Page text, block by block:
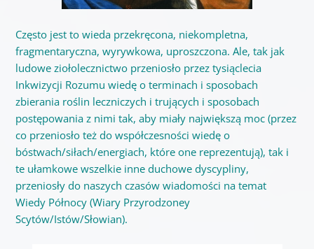
Często jest to wieda przekręcona, niekompletna,
fragmentaryczna, wyrywkowa, uproszczona. Ale, tak jak
ludowe ziołolecznictwo przeniosło przez tysiąclecia
Inkwizycji Rozumu wiedę o terminach i sposobach
zbierania roślin leczniczych i trujących i sposobach
postępowania z nimi tak, aby miały największą moc (przez
co przeniosło też do współczesności wiedę o
bóstwach/siłach/energiach, które one reprezentują), tak i
te ułamkowe wszelkie inne duchowe dyscypliny,
przeniosły do naszych czasów wiadomości na temat
Wiedy Północy (Wiary Przyrodzoney
Scytów/Istów/Słowian).